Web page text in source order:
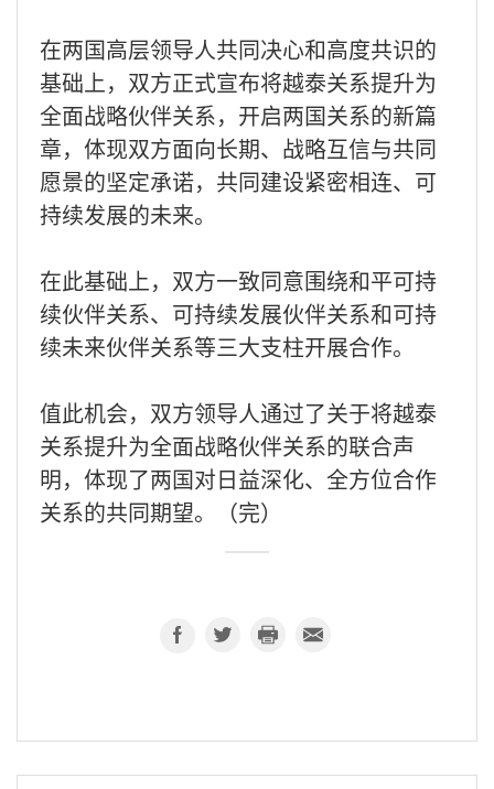
在两国高层领导人共同决心和高度共识的
基础上，双方正式宣布将越泰关系提升为
全面战略伙伴关系，开启两国关系的新篇
章，体现双方面向长期、战略互信与共同
愿景的坚定承诺，共同建设紧密相连、可
持续发展的未来。
在此基础上，双方一致同意围绕和平可持
续伙伴关系、可持续发展伙伴关系和可持
续未来伙伴关系等三大支柱开展合作。
值此机会，双方领导人通过了关于将越泰
关系提升为全面战略伙伴关系的联合声
明，体现了两国对日益深化、全方位合作
关系的共同期望。（完）